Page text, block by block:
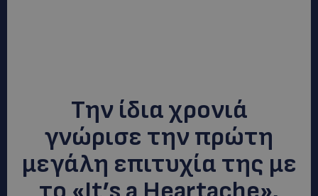
Την ίδια χρονιά
γνώρισε την πρώτη
μεγάλη επιτυχία της με